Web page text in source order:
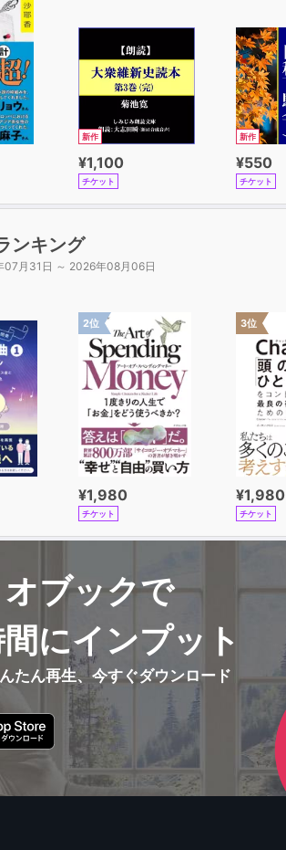
新作
¥1,100
チケット
新作
¥550
チケット
ンキング
07月31日 ～ 2026年08月06日
2位
¥1,980
チケット
3位
¥1,980
チケット
ブックで
にインプット
たん再生、今すぐダウンロード